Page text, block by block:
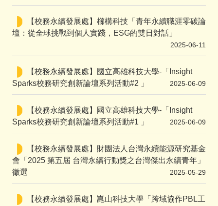
【校務永續發展處】櫛構科技「青年永續職涯零碳論
壇：從全球挑戰到個人實踐，ESG的雙日對話」
2025-06-11
【校務永續發展處】國立高雄科技大學-「Insight
Sparks校務研究創新論壇系列活動#2 」
2025-06-09
【校務永續發展處】國立高雄科技大學-「Insight
Sparks校務研究創新論壇系列活動#1 」
2025-06-09
【校務永續發展處】財團法人台灣永續能源研究基金
會「2025 第五屆 台灣永續行動獎之台灣傑出永續青年」
徵選
2025-05-29
【校務永續發展處】崑山科技大學「跨域協作PBL工